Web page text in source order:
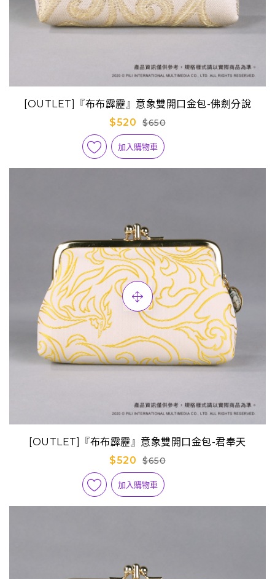
[OUTLET]『布布霹靂』意象雙開口金包-佛劍分說
$520
$650
加入購物車
[OUTLET]『布布霹靂』意象雙開口金包-君奉天
$520
$650
加入購物車